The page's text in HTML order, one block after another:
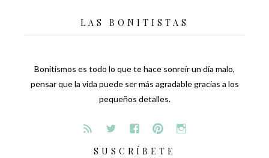
LAS BONITISTAS
Bonitismos es todo lo que te hace sonreír un día malo,
pensar que la vida puede ser más agradable gracias a los
pequeños detalles.
SUSCRÍBETE